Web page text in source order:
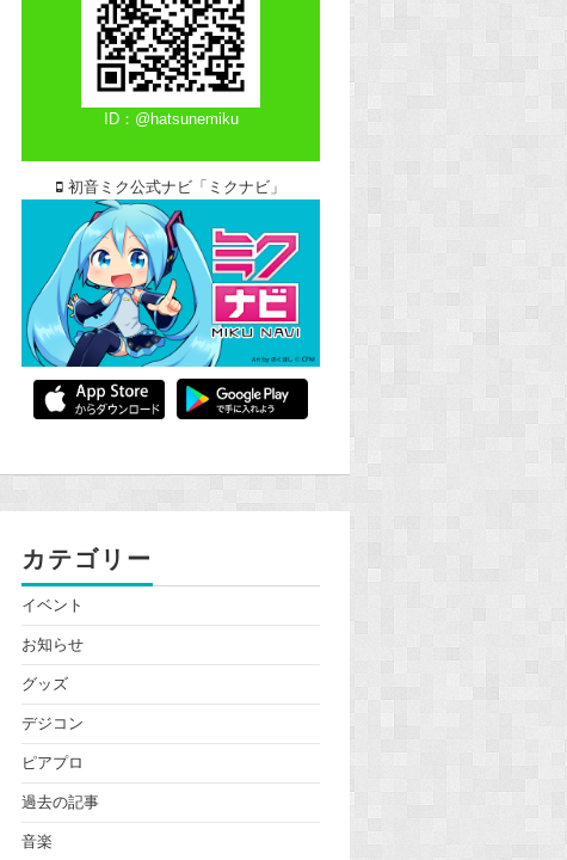
ID：@hatsunemiku
初音ミク公式ナビ「ミクナビ」
カテゴリー
イベント
お知らせ
グッズ
デジコン
ピアプロ
過去の記事
音楽